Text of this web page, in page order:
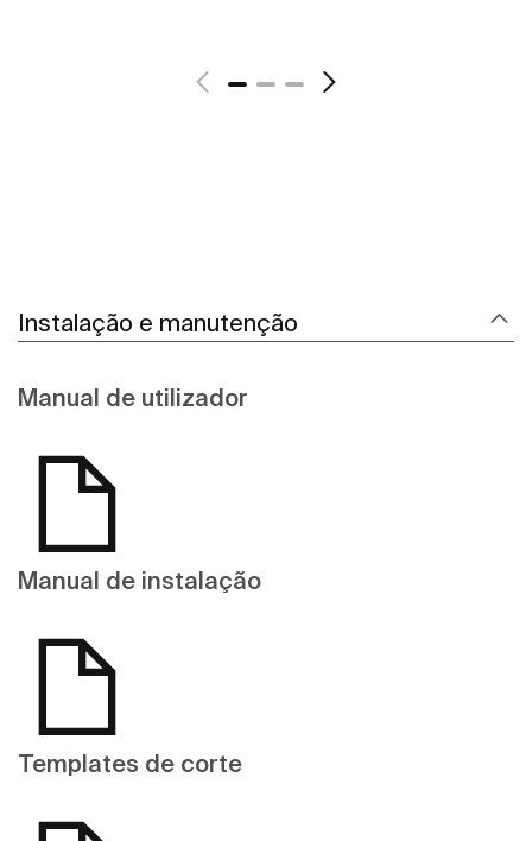
Instalação e manutenção
Manual de utilizador
Manual de instalação
Templates de corte